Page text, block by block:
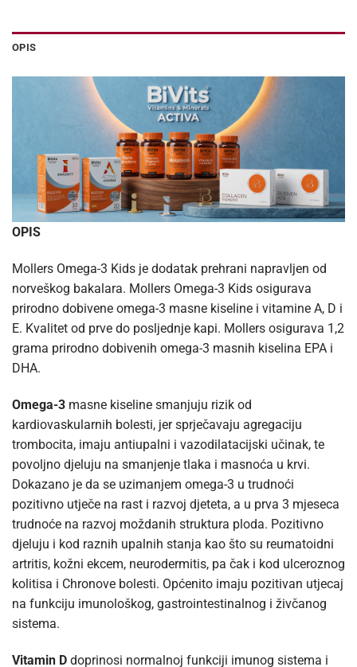
OPIS
OPIS
Mollers Omega-3 Kids je dodatak prehrani napravljen od
norveškog bakalara. Mollers Omega-3 Kids osigurava
prirodno dobivene omega-3 masne kiseline i vitamine A, D i
E. Kvalitet od prve do posljednje kapi. Mollers osigurava 1,2
grama prirodno dobivenih omega-3 masnih kiselina EPA i
DHA.
Omega-3 masne kiseline smanjuju rizik od
kardiovaskularnih bolesti, jer sprječavaju agregaciju
trombocita, imaju antiupalni i vazodilatacijski učinak, te
povoljno djeluju na smanjenje tlaka i masnoća u krvi.
Dokazano je da se uzimanjem omega-3 u trudnoći
pozitivno utječe na rast i razvoj djeteta, a u prva 3 mjeseca
trudnoće na razvoj moždanih struktura ploda. Pozitivno
djeluju i kod raznih upalnih stanja kao što su reumatoidni
artritis, kožni ekcem, neurodermitis, pa čak i kod ulceroznog
kolitisa i Chronove bolesti. Općenito imaju pozitivan utjecaj
na funkciju imunološkog, gastrointestinalnog i živčanog
sistema.
Vitamin D doprinosi normalnoj funkciji imunog sistema i